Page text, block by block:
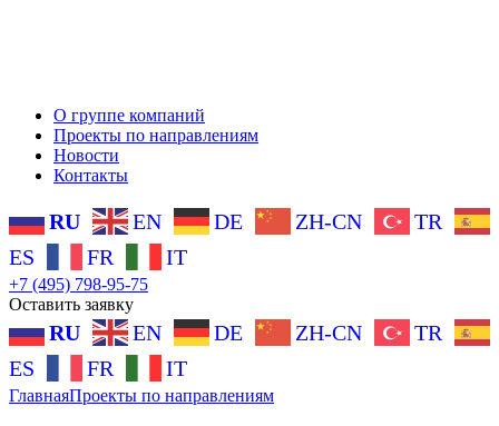
О группе компаний
Проекты по направлениям
Новости
Контакты
RU EN DE ZH-CN
TR
ES
FR IT
+7 (495) 798-95-75
Оставить заявку
RU EN DE ZH-CN
TR
ES
FR IT
ГлавнаяПроекты по направлениям